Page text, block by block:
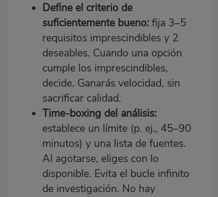
Define el criterio de
suficientemente bueno: fija 3–5
requisitos imprescindibles y 2
deseables. Cuando una opción
cumple los imprescindibles,
decide. Ganarás velocidad, sin
sacrificar calidad.
Time‑boxing del análisis:
establece un límite (p. ej., 45–90
minutos) y una lista de fuentes.
Al agotarse, eliges con lo
disponible. Evita el bucle infinito
de investigación. No hay